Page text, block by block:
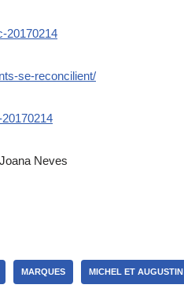
20170214
se-reconcilient/
Neves
MARQUES MICHEL ET AUGUSTIN